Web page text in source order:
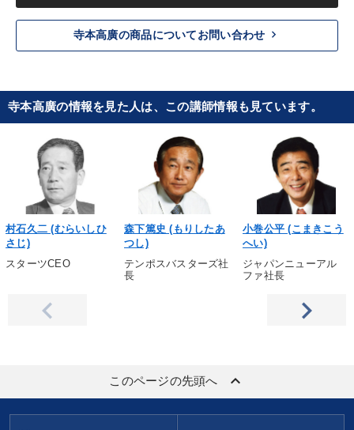
寺本高廣の商品についてお問い合わせ keyboard_arrow_right
寺本高廣の情報を見た人は、この講師情報も見ています。
村石久二 (むらいしひ
さじ)
スターツCEO
森下篤史 (もりしたあ
つし)
テンポスバスターズ社
長
小巻公平 (こまきこう
へい)
ジャパンニューアル
ファ社長
このページの先頭へ keyboard_arrow_up